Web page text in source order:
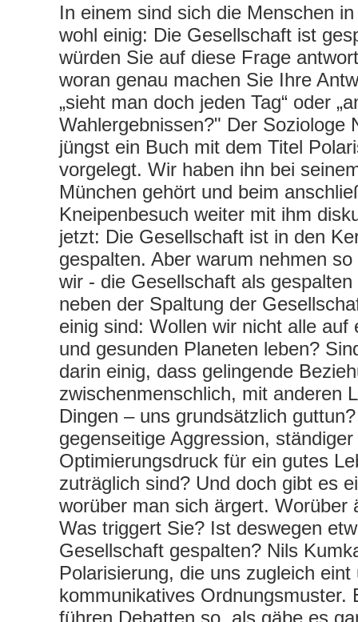
In einem sind sich die Menschen
wohl einig: Die Gesellschaft ist
würden Sie auf diese Frage
woran genau machen Sie Ihre
„sieht man doch jeden Tag“ oder
Wahlergebnissen?" Der Soziologe
jüngst ein Buch mit dem Titel
vorgelegt. Wir haben ihn bei
München gehört und beim
Kneipenbesuch weiter mit ihm
jetzt: Die Gesellschaft ist in den
gespalten. Aber warum nehmen
wir - die Gesellschaft als
neben der Spaltung der
einig sind: Wollen wir nicht alle auf
und gesunden Planeten leben?
darin einig, dass gelingende
zwischenmenschlich, mit anderen
Dingen – uns grundsätzlich
gegenseitige Aggression,
Optimierungsdruck für ein gutes
zuträglich sind? Und doch gibt es
worüber man sich ärgert. Worüber
Was triggert Sie? Ist deswegen
Gesellschaft gespalten? Nils
Polarisierung, die uns zugleich
kommunikatives Ordnungsmuster.
führen Debatten so, als gäbe es